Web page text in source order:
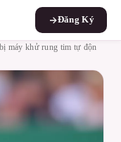
Đăng Ký
máy khử rung tim tự độn